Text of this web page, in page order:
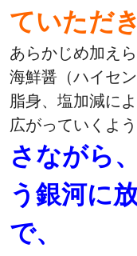
ていただ
あらかじめ加え
海鮮醤（ハイセ
脂身、塩加減に
広がっていくよ
さながら
う銀河に
で、